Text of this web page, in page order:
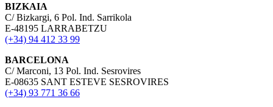
BIZKAIA
C/ Bizkargi, 6 Pol. Ind. Sarrikola
E-48195 LARRABETZU
(+34) 94 412 33 99
BARCELONA
C/ Marconi, 13 Pol. Ind. Sesrovires
E-08635 SANT ESTEVE SESROVIRES
(+34) 93 771 36 66